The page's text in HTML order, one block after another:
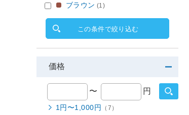
ブラウン (1)
この条件で絞り込む
価格
〜 円
1円〜1,000円 （7）